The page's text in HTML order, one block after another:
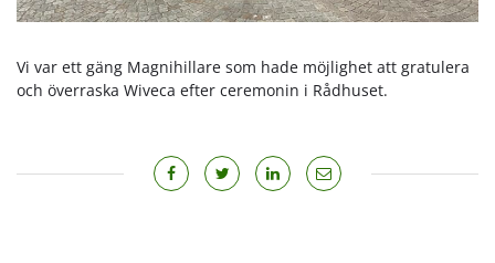
Vi var ett gäng Magnihillare som hade möjlighet att gratulera
och överraska Wiveca efter ceremonin i Rådhuset.